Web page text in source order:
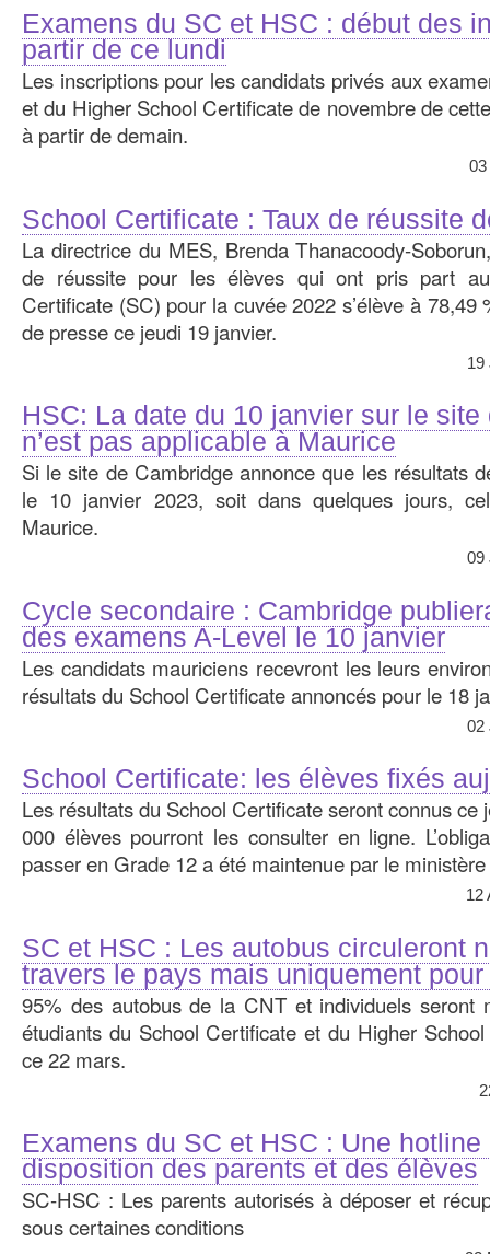
Examens du SC et HSC : début des
partir de ce lundi
Les inscriptions pour les candidats privés aux
et du Higher School Certificate de novembre de
à partir de demain.
School Certificate : Taux de réussite
La directrice du MES, Brenda Thanacoody-
de réussite pour les élèves qui ont pris part
Certificate (SC) pour la cuvée 2022 s’élève à 78,49
de presse ce jeudi 19 janvier.
19
HSC: La date du 10 janvier sur le site
n’est pas applicable à Maurice
Si le site de Cambridge annonce que les résultats
le 10 janvier 2023, soit dans quelques jours,
Maurice.
09
Cycle secondaire : Cambridge
des examens A-Level le 10 janvier
Les candidats mauriciens recevront les leurs
résultats du School Certificate annoncés pour le 18
02
School Certificate: les élèves fixés
Les résultats du School Certificate seront connus ce
000 élèves pourront les consulter en ligne.
passer en Grade 12 a été maintenue par le ministère
12
SC et HSC : Les autobus circuleront
travers le pays mais uniquement
95% des autobus de la CNT et individuels seront
étudiants du School Certificate et du Higher
ce 22 mars.
Examens du SC et HSC : Une
disposition des parents et des élèves
SC-HSC : Les parents autorisés à déposer et
sous certaines conditions